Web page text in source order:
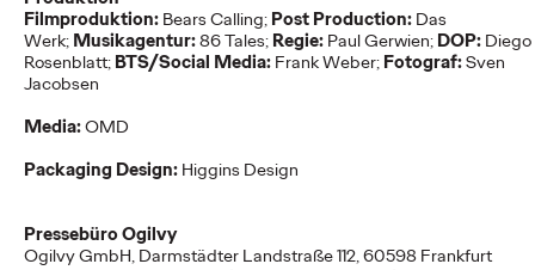
Filmproduktion: Bears Calling; Post Production: Das
Werk; Musikagentur:86 Tales; Regie: Paul Gerwien; DOP: Diego
Rosenblatt; BTS/Social Media: Frank Weber; Fotograf:Sven
Jacobsen
Media:OMD
Packaging Design: Higgins Design
Pressebüro Ogilvy
Ogilvy GmbH, Darmstädter Landstraße 112, 60598 Frankfurt
Roland Stauber 18/05/2026
Die Deutsche Bahn startet heute eine innovative Kampagne,
deren fünf Filme vollständig mit „Veo“, dem generativen Video-
KI-Modell von Google, erstellt…
More→
Mit neuem Charakter